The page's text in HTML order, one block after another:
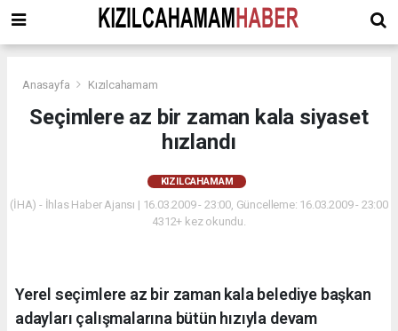
Anasayfa Kızılcahamam
Seçimlere az bir zaman kala siyaset
hızlandı
KIZILCAHAMAM
(İHA) - İhlas Haber Ajansı | 16.03.2009 - 23:00, Güncelleme: 16.03.2009 - 23:00
4312+ kez okundu.
Yerel seçimlere az bir zaman kala belediye başkan
adayları çalışmalarına bütün hızıyla devam